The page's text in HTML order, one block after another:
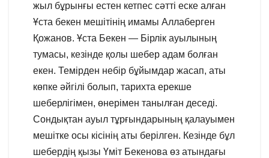
жыл бұрынғы естен кетпес сәтті еске алған
Ұста бекен мешітінің имамы Аллаберген
Қожанов. Ұста Бекен — Бірлік ауылының
тумасы, кезінде қолы шебер адам болған
екен. Темірден небір бұйымдар жасап, аты
көпке әйгілі болып, тарихта ерекше
шеберлігімен, өнерімен танылған деседі.
Сондықтан ауыл тұрғындарының қалауымен
мешітке осы кісінің аты берілген. Кезінде бұл
шебердің қызы Үміт Бекенова өз атындағы